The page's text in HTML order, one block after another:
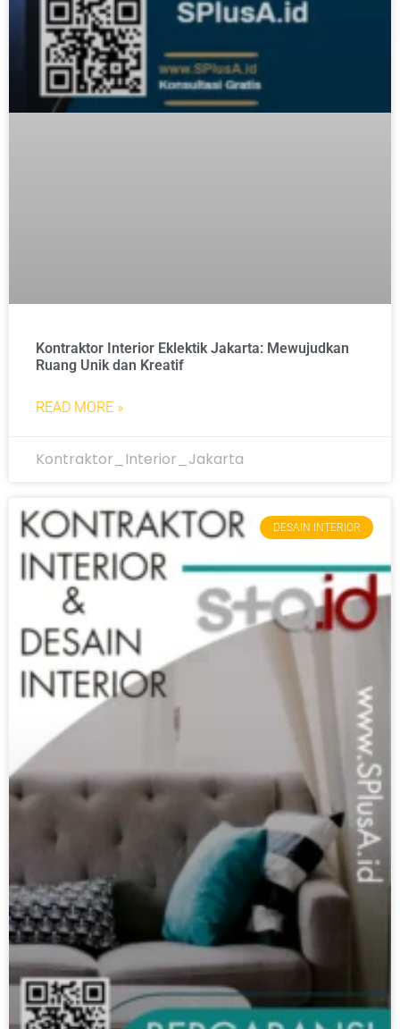
Kontraktor Interior Eklektik Jakarta: Mewujudkan
Ruang Unik dan Kreatif
READ MORE »
Kontraktor_Interior_Jakarta
DESAIN INTERIOR